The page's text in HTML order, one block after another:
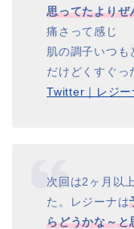
思ってたよりぜ
痛さって感じ
肌の調子いつも
だけどくすぐっ
Twitter｜レジー
次回は2ヶ月以
た。レジーナは
らどうかな～と